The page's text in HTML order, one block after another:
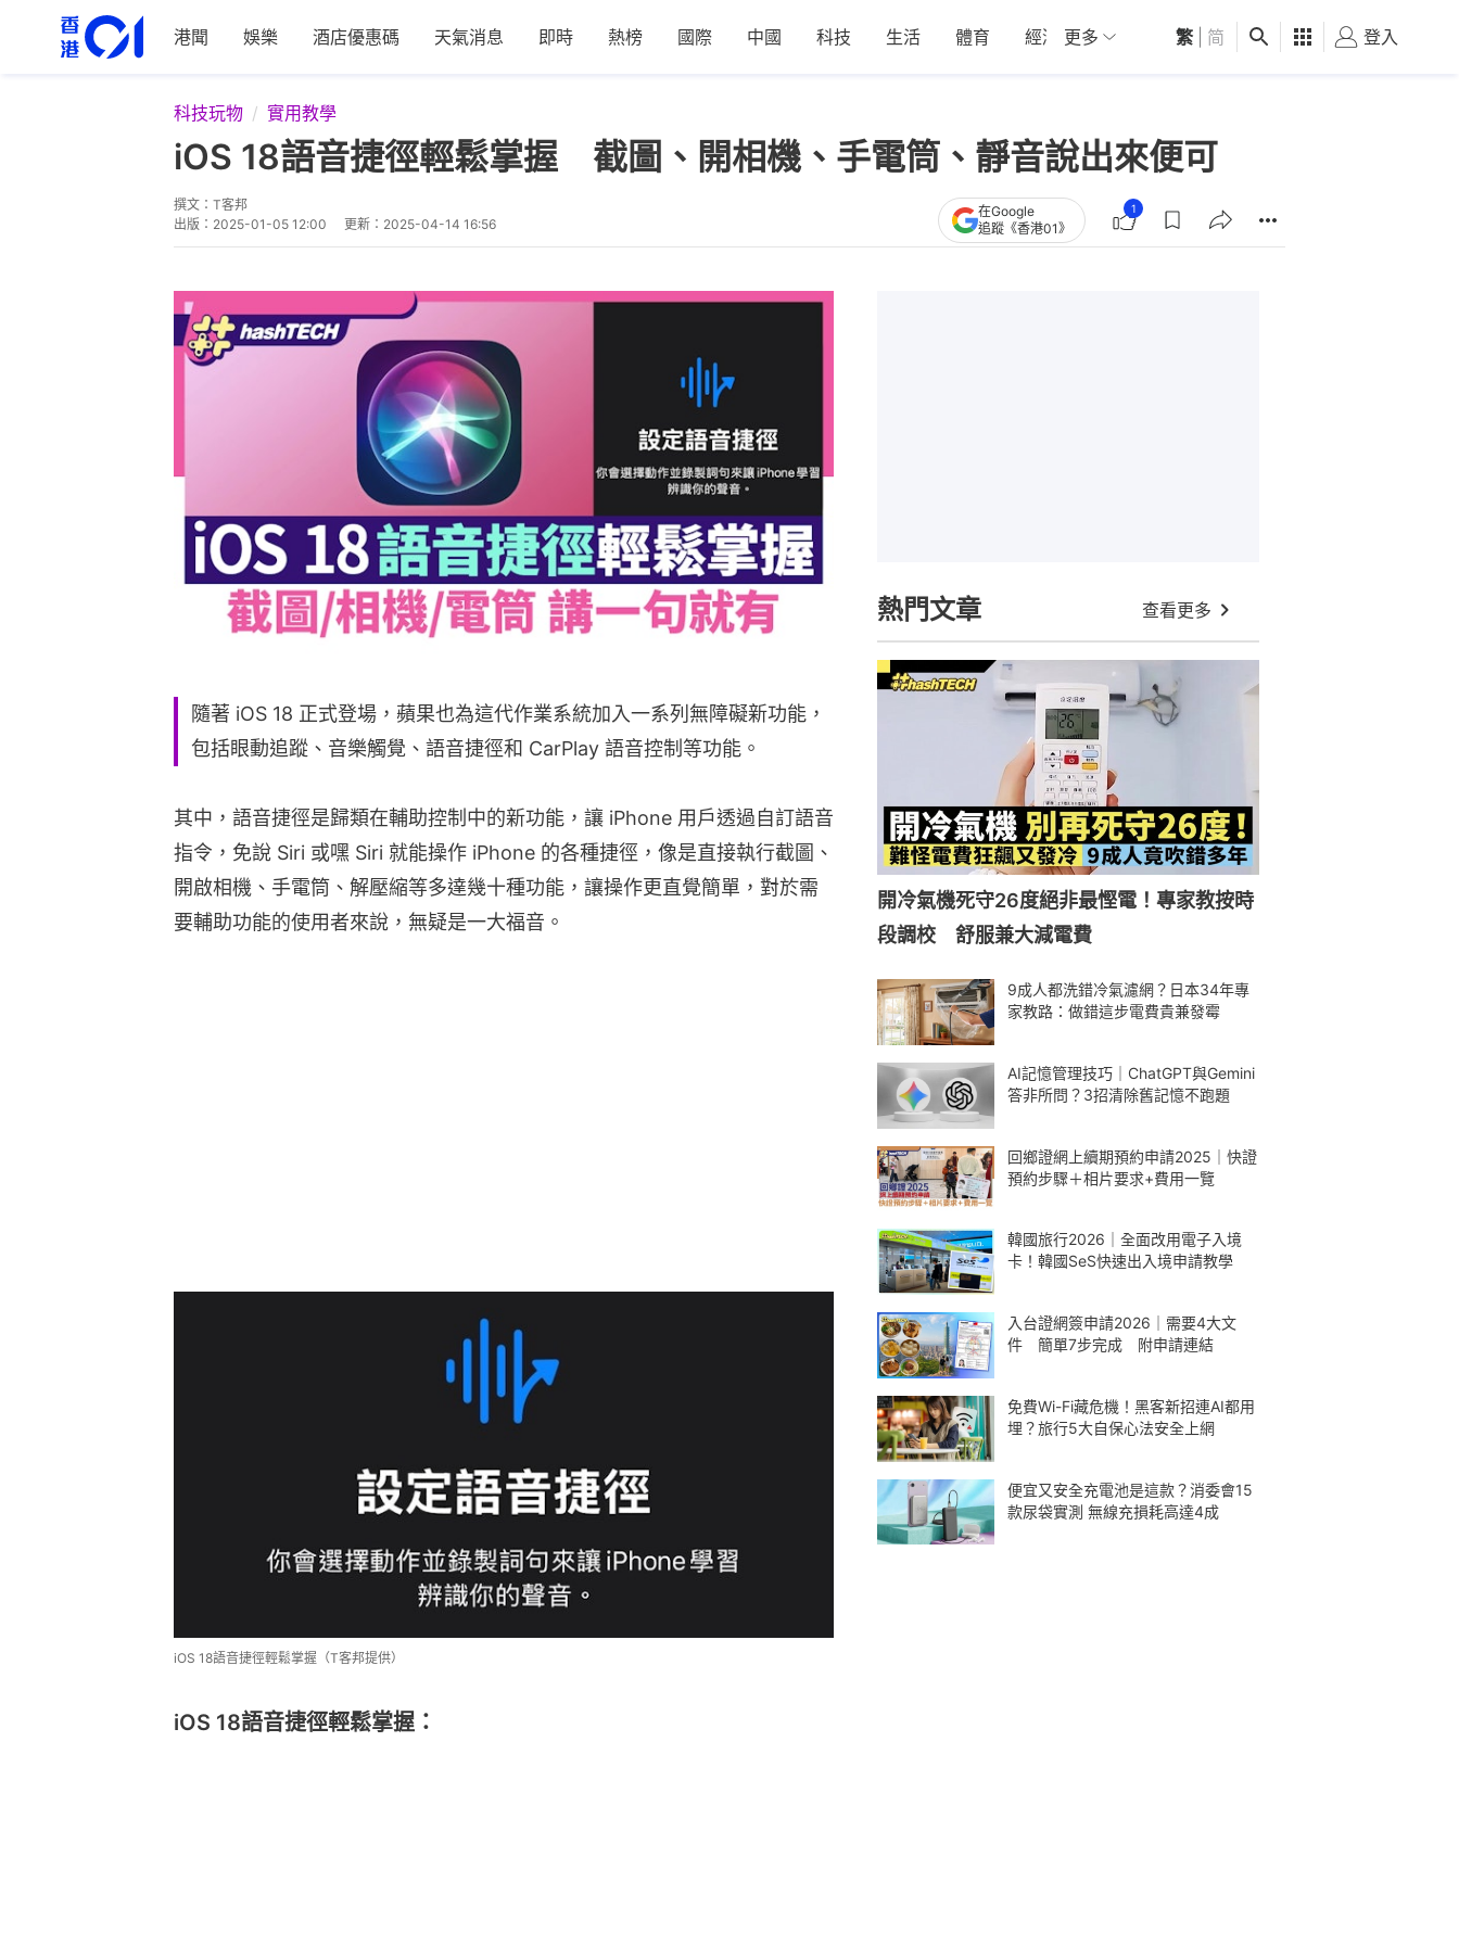
港聞 娛樂 酒店優惠碼 天氣消息 即時 熱榜 國際 中國 科技 生活 體育 經濟 01深圳 觀點 健康 好食玩飛
更多 繁 简 登入
科技玩物 實用教學
iOS 18語音捷徑輕鬆掌握 截圖、開相機、手電筒、靜音說出來便可
撰文： T客邦
出版： 2025-01-05 12:00 更新： 2025-04-14 16:56
在Google
追蹤《香港01》
1
隨著 iOS 18 正式登場，蘋果也為這代作業系統加入一系列無障礙新功能，
包括眼動追蹤、音樂觸覺、語音捷徑和 CarPlay 語音控制等功能。
其中，語音捷徑是歸類在輔助控制中的新功能，讓 iPhone 用戶透過自訂語音
指令，免說 Siri 或嘿 Siri 就能操作 iPhone 的各種捷徑，像是直接執行截圖、
開啟相機、手電筒、解壓縮等多達幾十種功能，讓操作更直覺簡單，對於需
要輔助功能的使用者來說，無疑是一大福音。
iOS 18語音捷徑輕鬆掌握（T客邦提供）
iOS 18語音捷徑輕鬆掌握：
熱門文章 查看更多
開冷氣機死守26度絕非最慳電！專家教按時
段調校 舒服兼大減電費
9成人都洗錯冷氣濾網？日本34年專
家教路：做錯這步電費貴兼發霉
AI記憶管理技巧｜ChatGPT與Gemini
答非所問？3招清除舊記憶不跑題
回鄉證網上續期預約申請2025｜快證
預約步驟＋相片要求+費用一覽
韓國旅行2026｜全面改用電子入境
卡！韓國SeS快速出入境申請教學
入台證網簽申請2026｜需要4大文
件 簡單7步完成 附申請連結
免費Wi-Fi藏危機！黑客新招連AI都用
埋？旅行5大自保心法安全上網
便宜又安全充電池是這款？消委會15
款尿袋實測 無線充損耗高達4成